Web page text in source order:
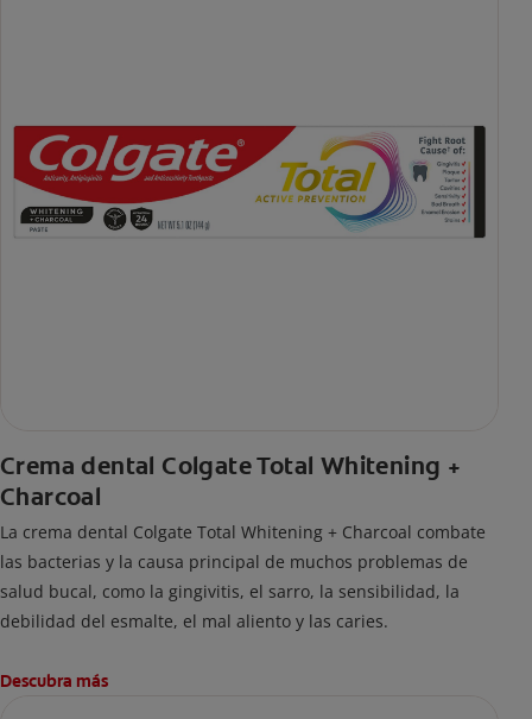
Crema dental Colgate Total Whitening +
Charcoal
La crema dental Colgate Total Whitening + Charcoal combate
las bacterias y la causa principal de muchos problemas de
salud bucal, como la gingivitis, el sarro, la sensibilidad, la
debilidad del esmalte, el mal aliento y las caries.
Descubra más